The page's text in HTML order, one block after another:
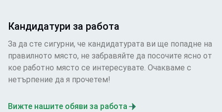
Кандидатури за работа
За да сте сигурни, че кандидатурата ви ще попадне на
правилното място, не забравяйте да посочите ясно от
кое работно място се интересувате. Очакваме с
нетърпение да я прочетем!
Вижте нашите обяви за работа